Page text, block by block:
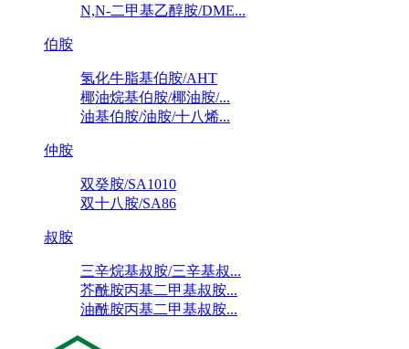
N,N-二甲基乙醇胺/DME...
伯胺
氢化牛脂基伯胺/AHT
椰油烷基伯胺/椰油胺/...
油基伯胺/油胺/十八烯...
仲胺
双癸胺/SA1010
双十八胺/SA86
叔胺
三辛烷基叔胺/三辛基叔...
芥酰胺丙基二甲基叔胺...
油酰胺丙基二甲基叔胺...